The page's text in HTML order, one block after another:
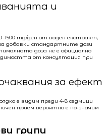
и
mg/ден от воден екстракт,
добавки стандартните дози
доза не е официално
от консултация при
за ефект
е видим преди 4-8 седмици
прием вероятно е по-значим
групи